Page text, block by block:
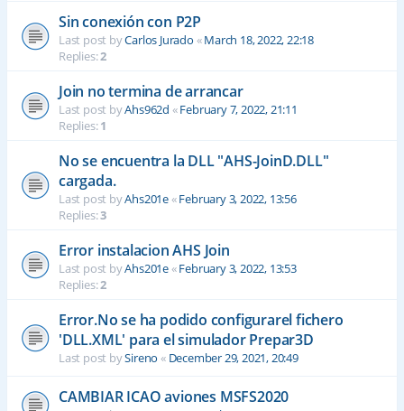
Sin conexión con P2P
Last post byCarlos Jurado «March 18, 2022, 22:18
Replies:2
Join no termina de arrancar
Last post byAhs962d «February 7, 2022, 21:11
Replies:1
No se encuentra la DLL "AHS-JoinD.DLL"
cargada.
Last post byAhs201e«February 3, 2022, 13:56
Replies:3
Error instalacion AHS Join
Last post byAhs201e«February 3, 2022, 13:53
Replies:2
Error.No se ha podido configurarel fichero
'DLL.XML' para el simulador Prepar3D
Last post bySireno « December 29, 2021, 20:49
CAMBIAR ICAO aviones MSFS2020